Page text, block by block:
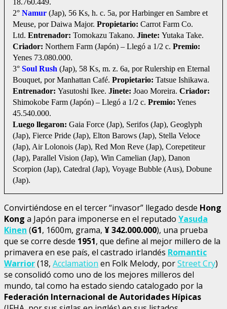
2° Namur (Jap), 56 Ks, h. c. 5a, por Harbinger en Sambre et
Meuse, por Daiwa Major. Propietario: Carrot Farm Co.
Ltd. Entrenador: Tomokazu Takano. Jinete: Yutaka Take.
Criador: Northern Farm (Japón) – Llegó a 1/2 c. Premio:
Yenes 73.080.000.
3° Soul Rush (Jap), 58 Ks, m. z. 6a, por Rulership en Eternal
Bouquet, por Manhattan Café. Propietario: Tatsue Ishikawa.
Entrenador: Yasutoshi Ikee. Jinete: Joao Moreira. Criador:
Shimokobe Farm (Japón) – Llegó a 1/2 c. Premio: Yenes
45.540.000.
Luego llegaron: Gaia Force (Jap), Serifos (Jap), Geoglyph
(Jap), Fierce Pride (Jap), Elton Barows (Jap), Stella Veloce
(Jap), Air Lolonois (Jap), Red Mon Reve (Jap), Corepetiteur
(Jap), Parallel Vision (Jap), Win Camelian (Jap), Danon
Scorpion (Jap), Catedral (Jap), Voyage Bubble (Aus), Dobune
(Jap).
Convirtiéndose en el tercer “invasor” llegado desde Hong
Kong a Japón para imponerse en el reputado Yasuda
Kinen (G1, 1600m, grama, ¥342.000.000), una prueba
que se corre desde 1951, que define al mejor millero de la
primavera en ese país, el castrado irlandés Romantic
Warrior(18, Acclamation en Folk Melody, porStreet Cry)
se consolidó como uno de los mejores milleros del
mundo, tal como ha estado siendo catalogado por la
Federación Internacional de Autoridades Hípicas